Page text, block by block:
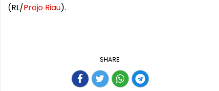
(RL/Projo Riau).
SHARE: